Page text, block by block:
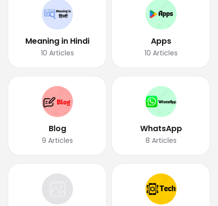
Meaning in Hindi
10 Articles
Apps
10 Articles
Blog
9 Articles
WhatsApp
8 Articles